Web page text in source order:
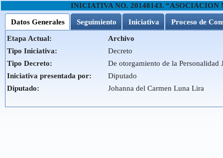
INICIATIVA NO. 20148143. “ASOCIACION
Datos Generales Seguimiento Iniciativa Proceso de
Etapa Actual:
Archivo
Tipo Iniciativa:
Decreto
Tipo Decreto:
De otorgamiento de la Personalidad
Iniciativa presentada por:
Diputado
Diputado:
Johanna del Carmen Luna Lira